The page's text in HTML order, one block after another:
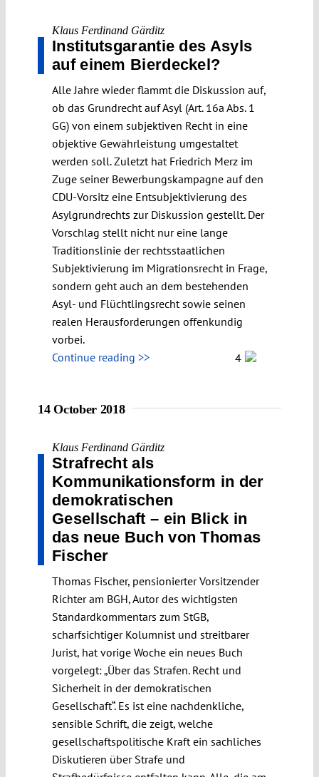
Klaus Ferdinand Gärditz
Institutsgarantie des Asyls
auf einem Bierdeckel?
Alle Jahre wieder flammt die Diskussion auf,
ob das Grundrecht auf Asyl (Art. 16a Abs. 1
GG) von einem subjektiven Recht in eine
objektive Gewährleistung umgestaltet
werden soll. Zuletzt hat Friedrich Merz im
Zuge seiner Bewerbungskampagne auf den
CDU-Vorsitz eine Entsubjektivierung des
Asylgrundrechts zur Diskussion gestellt. Der
Vorschlag stellt nicht nur eine lange
Traditionslinie der rechtsstaatlichen
Subjektivierung im Migrationsrecht in Frage,
sondern geht auch an dem bestehenden
Asyl- und Flüchtlingsrecht sowie seinen
realen Herausforderungen offenkundig
vorbei.
Continue reading >>
4
14 October 2018
Klaus Ferdinand Gärditz
Strafrecht als
Kommunikationsform in der
demokratischen
Gesellschaft – ein Blick in
das neue Buch von Thomas
Fischer
Thomas Fischer, pensionierter Vorsitzender
Richter am BGH, Autor des wichtigsten
Standardkommentars zum StGB,
scharfsichtiger Kolumnist und streitbarer
Jurist, hat vorige Woche ein neues Buch
vorgelegt: „Über das Strafen. Recht und
Sicherheit in der demokratischen
Gesellschaft“. Es ist eine nachdenkliche,
sensible Schrift, die zeigt, welche
gesellschaftspolitische Kraft ein sachliches
Diskutieren über Strafe und